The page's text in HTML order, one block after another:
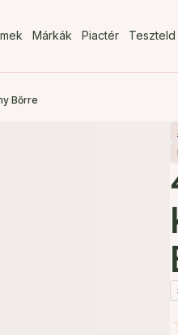
Márkák Piactér Teszteld
Bőrre